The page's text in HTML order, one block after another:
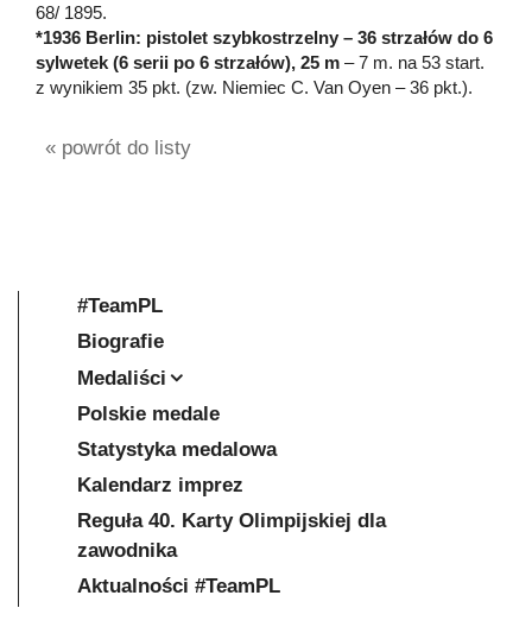
68/ 1895.
*1936 Berlin: pistolet szybkostrzelny – 36 strzałów do 6
sylwetek (6 serii po 6 strzałów), 25 m – 7 m. na 53 start.
z wynikiem 35 pkt. (zw. Niemiec C. Van Oyen – 36 pkt.).
« powrót do listy
#TeamPL
Biografie
Medaliści
Polskie medale
Statystyka medalowa
Kalendarz imprez
Reguła 40. Karty Olimpijskiej dla
zawodnika
Aktualności #TeamPL